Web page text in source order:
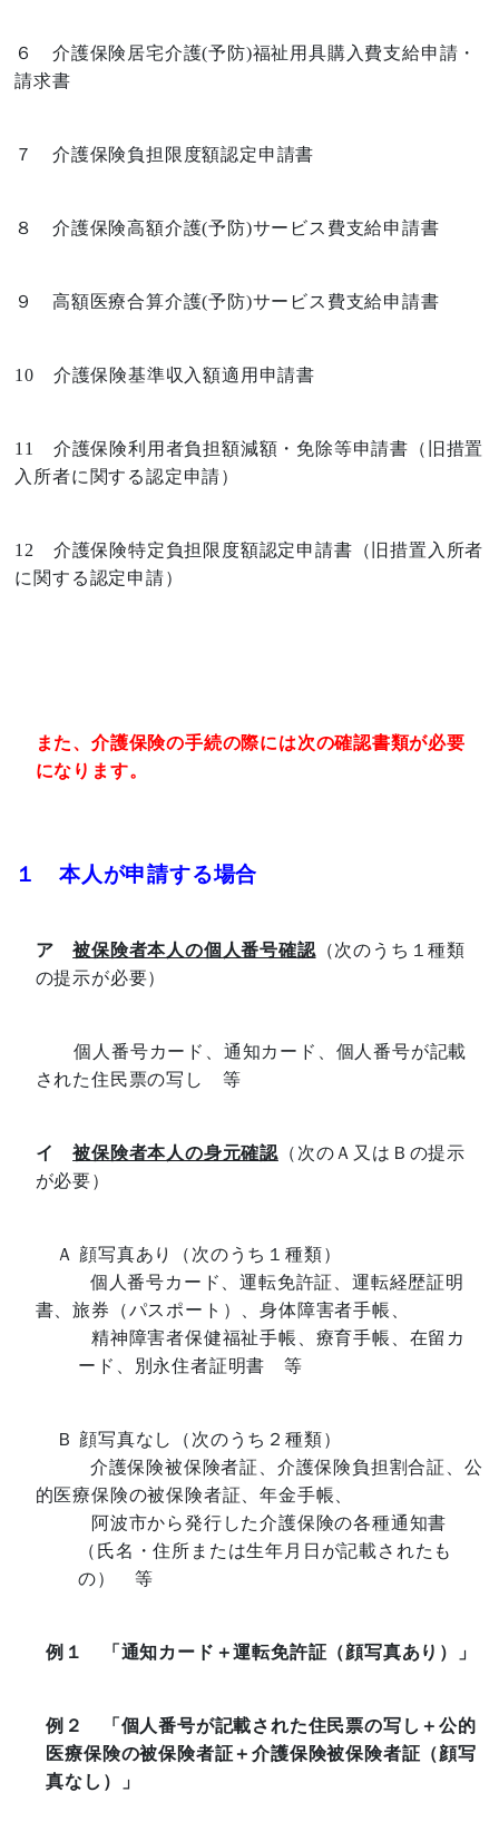
６ 介護保険居宅介護(予防)福祉用具購入費支給申請・
請求書
７ 介護保険負担限度額認定申請書
８ 介護保険高額介護(予防)サービス費支給申請書
９ 高額医療合算介護(予防)サービス費支給申請書
10 介護保険基準収入額適用申請書
11 介護保険利用者負担額減額・免除等申請書（旧措置
入所者に関する認定申請）
12 介護保険特定負担限度額認定申請書（旧措置入所者
に関する認定申請）
また、介護保険の手続の際には次の確認書類が必要
になります。
１ 本人が申請する場合
ア被保険者本人の個人番号確認 （次のうち１種類
の提示が必要）
個人番号カード、通知カード、個人番号が記載
された住民票の写し 等
イ被保険者本人の身元確認 （次のＡ又はＢの提示
が必要）
Ａ 顔写真あり（次のうち１種類）
個人番号カード、運転免許証、運転経歴証明
書、旅券（パスポート）、身体障害者手帳、
精神障害者保健福祉手帳、療育手帳、在留カ
ード、別永住者証明書 等
Ｂ 顔写真なし（次のうち２種類）
介護保険被保険者証、介護保険負担割合証、公
的医療保険の被保険者証、年金手帳、
阿波市から発行した介護保険の各種通知書
（氏名・住所または生年月日が記載されたも
の） 等
例１ 「通知カード＋運転免許証（顔写真あり）」
例２ 「個人番号が記載された住民票の写し＋公的
医療保険の被保険者証 ＋介護保険被保険者証（顔写
真なし）」